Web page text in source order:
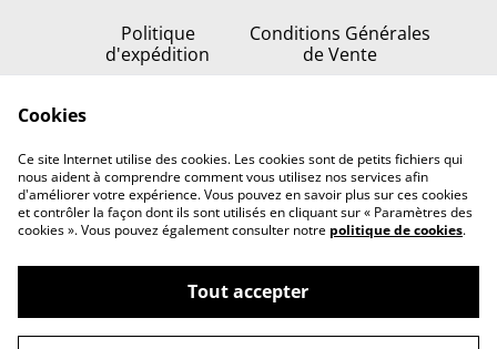
Politique
d'expédition
Conditions Générales
de Vente
Nous contacter
©2026Serenata della stella
Cookies
Ce site Internet utilise des cookies. Les cookies sont de petits fichiers qui
nous aident à comprendre comment vous utilisez nos services afin
d'améliorer votre expérience. Vous pouvez en savoir plus sur ces cookies
et contrôler la façon dont ils sont utilisés en cliquant sur « Paramètres des
cookies ». Vous pouvez également consulter notre politique de cookies.
Tout accepter